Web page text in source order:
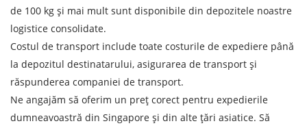
de 100 kg și mai mult sunt disponibile din depozitele noastre
logistice consolidate.
Costul de transport include toate costurile de expediere până
la depozitul destinatarului, asigurarea de transport și
răspunderea companiei de transport.
Ne angajăm să oferim un preț corect pentru expedierile
dumneavoastră din Singapore și din alte țări asiatice. Să
Descarcă țara
Descarcă orașul
Teren de descărcare
Orașul de descărcare de gestiune
Denumirea mărfii